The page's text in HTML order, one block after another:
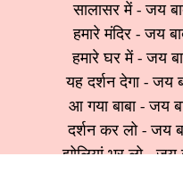
सालासर में - जय
हमारे मंदिर - जय
हमारे घर में - जय
यह दर्शन देगा - जय
आ गया बाबा - जय
दर्शन कर लो - जय
झोलियां भर लो - जय